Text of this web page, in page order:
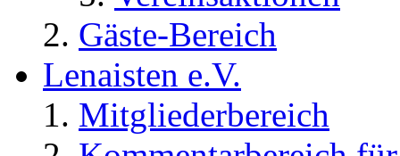
Gäste-Bereich
Lenaisten e.V.
Mitgliederbereich